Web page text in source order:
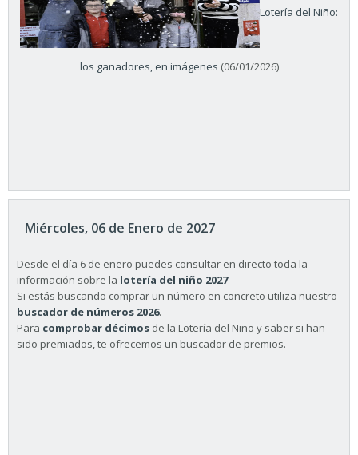
Lotería del Niño:
los ganadores, en imágenes (06/01/2026)
Miércoles, 06 de Enero de 2027
Desde el día 6 de enero puedes consultar en directo toda la
información sobre la lotería del niño 2027
Si estás buscando comprar un número en concreto utiliza nuestro
buscador de números 2026.
Para comprobar décimos de la Lotería del Niño y saber si han
sido premiados, te ofrecemos un buscador de premios.